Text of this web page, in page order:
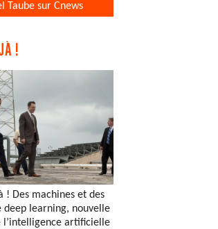
Taube sur Cnews
!
! Des machines et des
deep learning, nouvelle
artificielle